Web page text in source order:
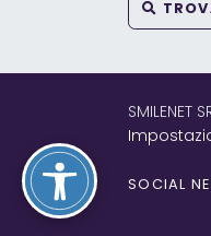
SOCIAL